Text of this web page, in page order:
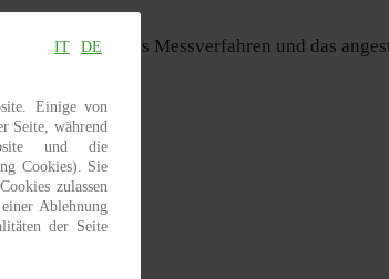
gilt, dass das Messverfahren und das
IT DE
Einige von
Seite, während
und die
Cookies). Sie
zulassen
Ablehnung
der Seite